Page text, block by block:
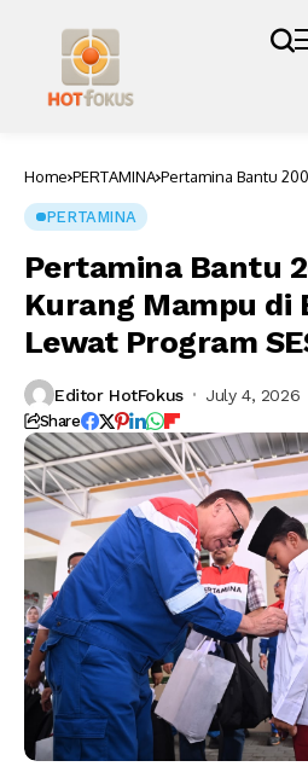
Home PERTAMINA Pertamina Bantu
PERTAMINA
Pertamina Bantu
Kurang Mampu di
Lewat Program
Editor HotFokus July 4, 2026
Share